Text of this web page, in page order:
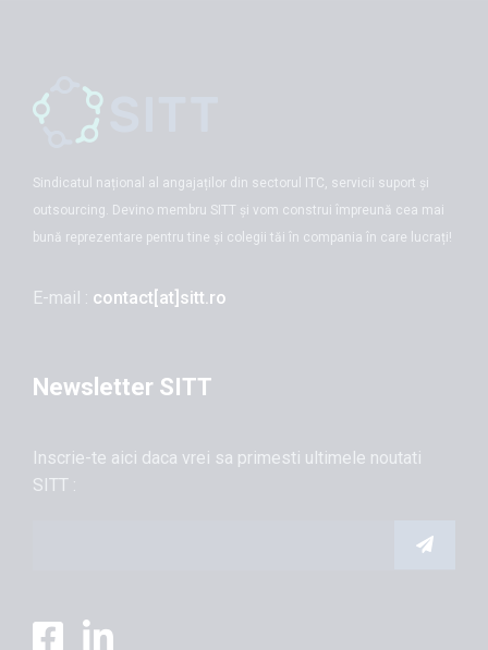
Sindicatul național al angajaților din sectorul ITC, servicii suport și
outsourcing. Devino membru SITT și vom construi împreună cea mai
bună reprezentare pentru tine și colegii tăi în compania în care lucrați!
E-mail : contact[at]sitt.ro
Newsletter SITT
Inscrie-te aici daca vrei sa primesti ultimele noutati
SITT :